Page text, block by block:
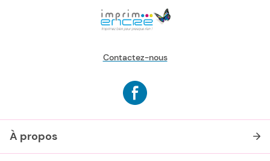
Contactez-nous
À propos